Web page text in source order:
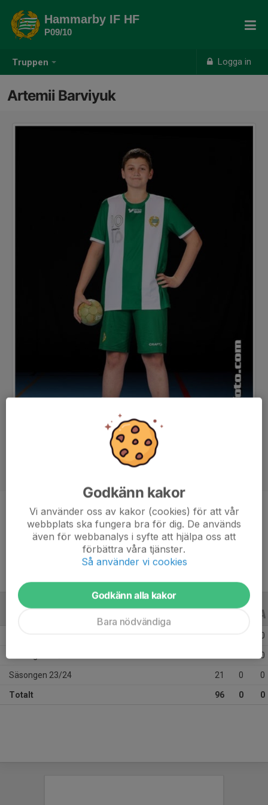
Truppen Logga in
Hammarby IF HF
P09/10
Artemii Barviyuk
Position
-
15 år
0
0
Säsongen 23/24 21 0 0
Totalt 96 0 0
Godkänn kakor
Vi använder oss av kakor (cookies) för att vår
webbplats ska fungera bra för dig. De används
även för webbanalys i syfte att hjälpa oss att
förbättra våra tjänster.
Så använder vi cookies
Godkänn alla kakor
Bara nödvändiga